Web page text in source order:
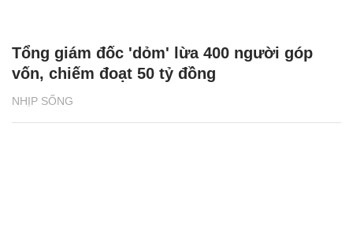
NHỊP SỐNG
Tổng giám đốc 'dỏm' lừa 400 người góp
vốn, chiếm đoạt 50 tỷ đồng